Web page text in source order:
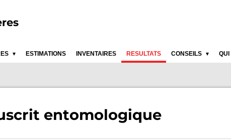
ESTIMATIONS INVENTAIRES RESULTATS CONSEILS QUI
entomologique